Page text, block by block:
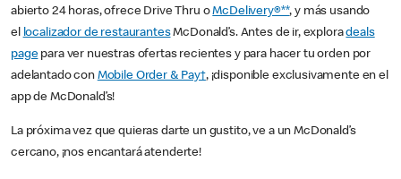
abierto 24 horas, ofrece Drive Thru oMcDelivery®**, y más usando
el localizador de restaurantesMcDonald’s. Antes de ir, exploradeals
pagepara ver nuestras ofertas recientes y para hacer tu orden por
adelantado con Mobile Order & Pay†, ¡disponible exclusivamente en el
app de McDonald’s!
La próxima vez que quieras darte un gustito, ve a un McDonald’s
cercano, ¡nos encantará atenderte!